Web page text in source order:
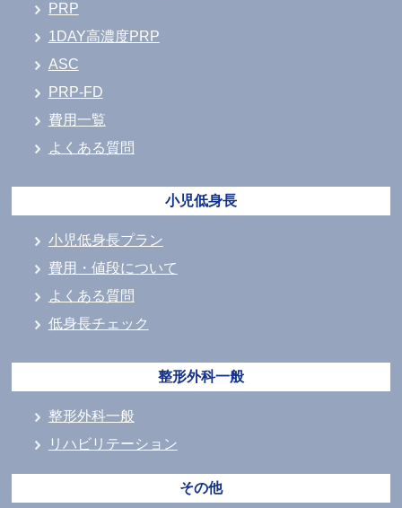
PRP
1DAY高濃度PRP
ASC
PRP-FD
費用一覧
よくある質問
小児低身長
小児低身長プラン
費用・値段について
よくある質問
低身長チェック
整形外科一般
整形外科一般
リハビリテーション
その他